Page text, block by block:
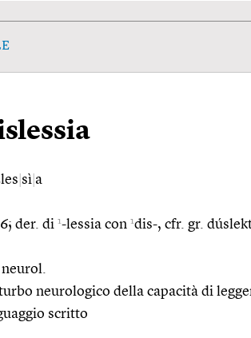
sì a
der. di 1-lessia con 1dis-, cfr. gr.
neurol.
neurologico della capacità di
scritto